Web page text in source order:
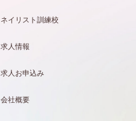
ネイリスト訓練校
求人情報
求人お申込み
会社概要